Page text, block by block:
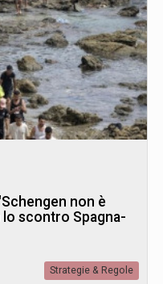
non è
lo scontro Spagna-
Strategie & Regole